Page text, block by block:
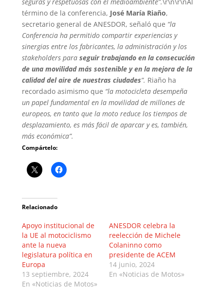
término de la conferencia, José María Riaño,
secretario general de ANESDOR, señaló que “la
Conferencia ha permitido compartir experiencias y
sinergias entre los fabricantes, la administración y los
stakeholders para seguir trabajando en la consecución
de una movilidad más sostenible y en la mejora de la
calidad del aire de nuestras ciudades”. Riaño ha
recordado asimismo que “la motocicleta desempeña
un papel fundamental en la movilidad de millones de
europeos, en tanto que la moto reduce los tiempos de
desplazamiento, es más fácil de aparcar y es, también,
más económica”.
Compártelo:
Relacionado
Apoyo institucional de
la UE al motociclismo
ante la nueva
legislatura política en
Europa
13 septiembre, 2024
En «Noticias de Motos»
ANESDOR celebra la
reelección de Michele
Colaninno como
presidente de ACEM
14 junio, 2024
En «Noticias de Motos»